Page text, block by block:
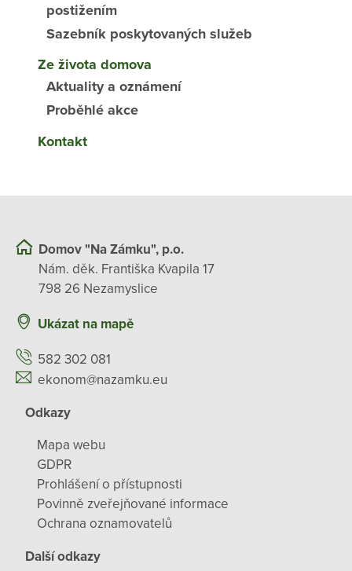
postižením
Sazebník poskytovaných služeb
Ze života domova
Aktuality a oznámení
Proběhlé akce
Kontakt
Domov "Na Zámku", p.o.
Nám. děk. Františka Kvapila 17
798 26 Nezamyslice
Ukázat na mapě
582 302 081
ekonom@nazamku.eu
Odkazy
Mapa webu
GDPR
Prohlášení o přístupnosti
Povinně zveřejňované informace
Ochrana oznamovatelů
Další odkazy